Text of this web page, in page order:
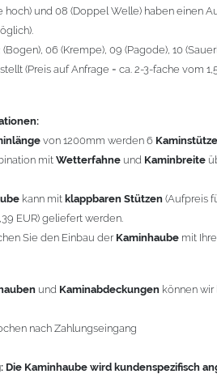
auf das Bild klicken!
hoch) und 08 (Doppel Welle) haben einen
06 (Krempe), 09 (Pagode), 10
(Preis auf Anfrage = ca. 2-3-fache vom
von 1200mm werden 6
mitWetterfahne und Kaminbreite
kann mit klappbaren Stützen (Aufpreis
EUR) geliefert werden.
Sie den Einbau der Kaminhaube mit
und Kaminabdeckungen können
nach Zahlungseingang
Die Kaminhaube wird kundenspezifisch